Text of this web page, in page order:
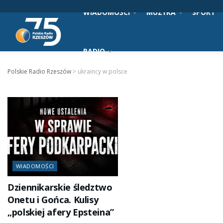
WIADOMOŚCI MUZYKA SPORT
RADIO
Polskie Radio Rzeszów > ukraincy w polsce
WIADOMOŚCI
Dziennikarskie śledztwo
Onetu i Gońca. Kulisy
„polskiej afery Epsteina”